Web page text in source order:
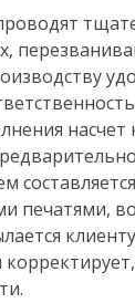
насчет
печатями,